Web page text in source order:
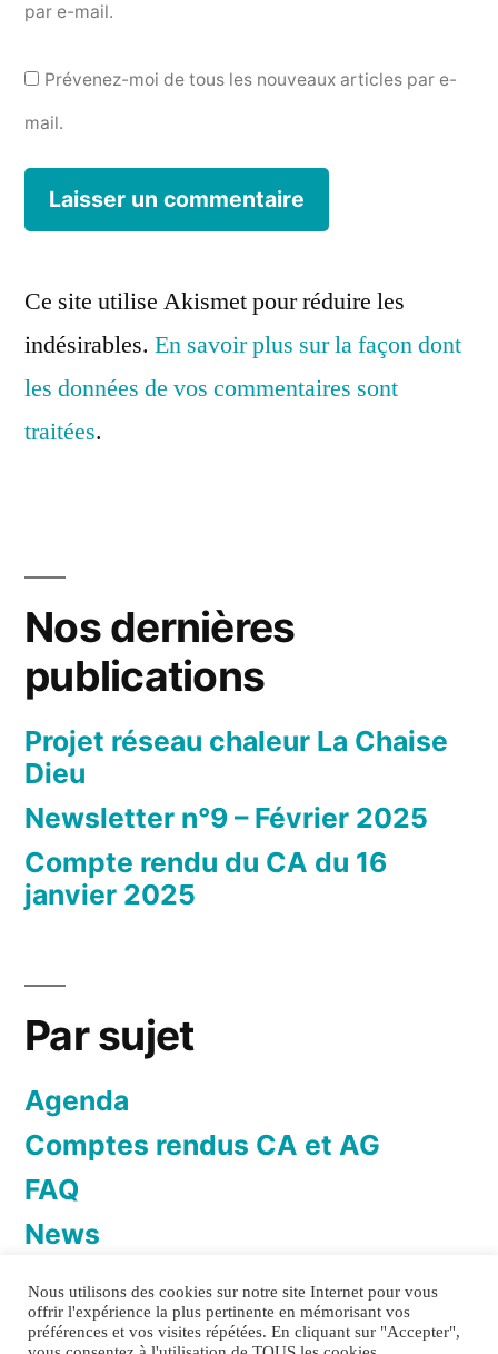
par e-mail.
Prévenez-moi de tous les nouveaux articles par e-
mail.
Ce site utilise Akismet pour réduire les
indésirables. En savoir plus sur la façon dont
les données de vos commentaires sont
traitées.
Nos dernières
publications
Projet réseau chaleur La Chaise
Dieu
Newsletter n°9 – Février 2025
Compte rendu du CA du 16
janvier 2025
Par sujet
Agenda
Comptes rendus CA et AG
FAQ
News
Newsletter
Nous utilisons des cookies sur notre site Internet pour vous
offrir l'expérience la plus pertinente en mémorisant vos
préférences et vos visites répétées. En cliquant sur "Accepter",